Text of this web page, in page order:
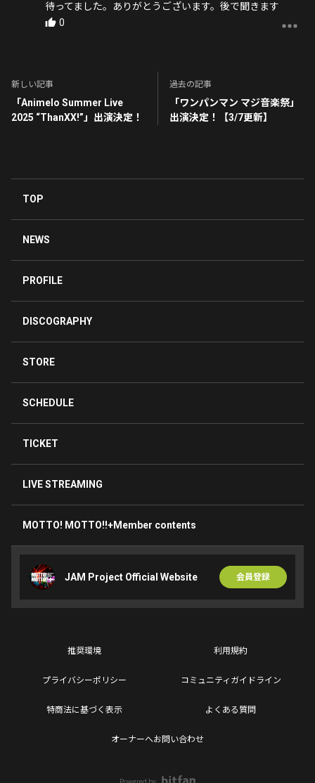
待ってました。ありがとうございます。後で聞きます
0
新しい記事
「Animelo Summer Live
2025 “ThanXX!”」出演決定！
過去の記事
「ワンパンマン マジ音楽祭」
出演決定！【3/7更新】
TOP
NEWS
PROFILE
DISCOGRAPHY
STORE
SCHEDULE
TICKET
LIVE STREAMING
MOTTO! MOTTO!!+Member contents
JAM Project Official Website 会員登録
推奨環境 利用規約
プライバシーポリシー コミュニティガイドライン
特商法に基づく表示 よくある質問
オーナーへお問い合わせ